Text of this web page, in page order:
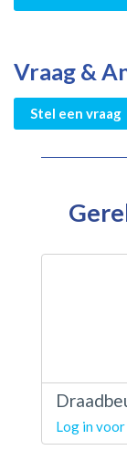
Vraag &
Stel een vraag
Log in